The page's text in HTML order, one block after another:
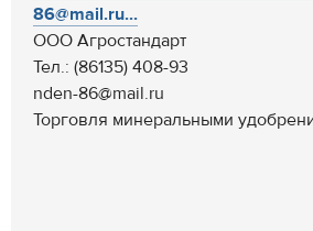
86@mail.ru...
ООО Агростандарт
Тел.: (86135) 408-93
nden-86@mail.ru
Торговля минеральными